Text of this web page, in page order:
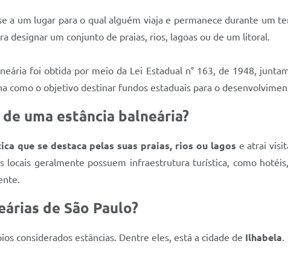
a um lugar para o qual alguém viaja e permanece durante um
designar um conjunto de praias, rios, lagoas ou de um litoral.
foi obtida por meio da Lei Estadual n° 163, de 1948,
como o objetivo destinar fundos estaduais para o
uma estância balneária?
que se destaca pelas suas praias, rios ou lagos e atrai
locais geralmente possuem infraestrutura turística, como
de São Paulo?
considerados estâncias. Dentre eles, está a cidade de Ilhabela